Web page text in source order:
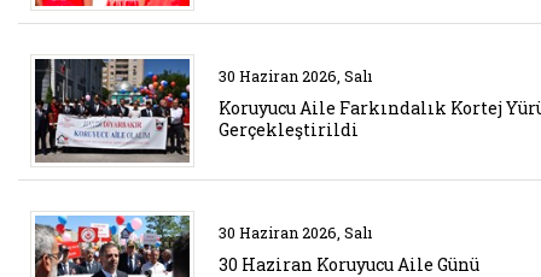
Belgeyi aç: etkinlik 6
30 Haziran 2026, Salı
Koruyucu Aile Farkındalık Kortej
Gerçekleştirildi
Belgeyi aç: etkinlik 5
30 Haziran 2026, Salı
30 Haziran Koruyucu Aile Günü